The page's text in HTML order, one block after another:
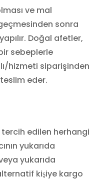
ve mal
sonra
Doğal afetler,
sebeplerle
hizmeti siparişinden
eder.
tercih edilen herhangi
yukarıda
yukarıda
kişiye kargo